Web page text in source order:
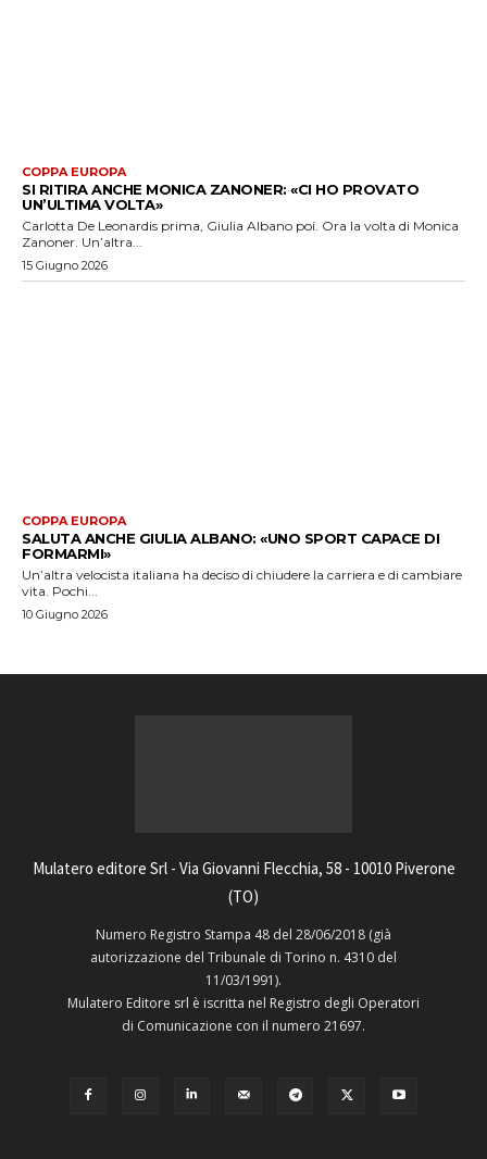
COPPA EUROPA
SI RITIRA ANCHE MONICA ZANONER: «CI HO PROVATO
UN’ULTIMA VOLTA»
Carlotta De Leonardis prima, Giulia Albano poi. Ora la volta di Monica
Zanoner. Un’altra...
15 Giugno 2026
COPPA EUROPA
SALUTA ANCHE GIULIA ALBANO: «UNO SPORT CAPACE DI
FORMARMI»
Un’altra velocista italiana ha deciso di chiudere la carriera e di cambiare
vita. Pochi...
10 Giugno 2026
Mulatero editore Srl - Via Giovanni Flecchia, 58 - 10010 Piverone
(TO)
Numero Registro Stampa 48 del 28/06/2018 (già
autorizzazione del Tribunale di Torino n. 4310 del
11/03/1991).
Mulatero Editore srl è iscritta nel Registro degli Operatori
di Comunicazione con il numero 21697.